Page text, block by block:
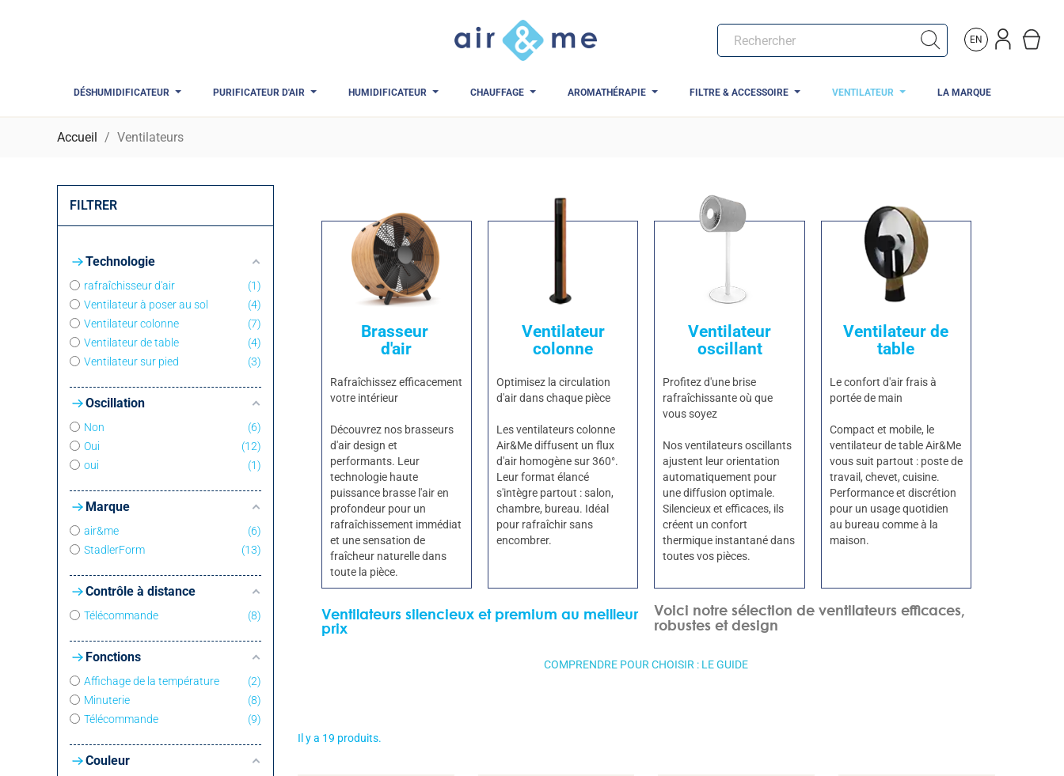
EN
DÉSHUMIDIFICATEUR PURIFICATEUR D'AIR HUMIDIFICATEUR CHAUFFAGE AROMATHÉRAPIE FILTRE & ACCESSOIRE VENTILATEUR LA MARQUE
Accueil Ventilateurs
FILTRER
Technologie
rafraîchisseur d'air
1
Ventilateur à poser au sol
4
Ventilateur colonne
7
Ventilateur de table
4
Ventilateur sur pied
3
Oscillation
Non
6
Oui
12
oui
1
Marque
air&me
6
StadlerForm
13
Contrôle à distance
Télécommande 8
Fonctions
Affichage de la température
2
Minuterie
8
Télécommande
9
Couleur
Brasseur
d'air
Rafraîchissez efficacement
votre intérieur
Découvrez nos brasseurs
d'air design et
performants. Leur
technologie haute
puissance brasse l'air en
profondeur pour un
rafraîchissement immédiat
et une sensation de
fraîcheur naturelle dans
toute la pièce.
Ventilateur
colonne
Optimisez la circulation
d'air dans chaque pièce
Les ventilateurs colonne
Air&Me diffusent un flux
d'air homogène sur 360°.
Leur format élancé
s'intègre partout : salon,
chambre, bureau. Idéal
pour rafraîchir sans
encombrer.
Ventilateur
oscillant
Profitez d'une brise
rafraîchissante où que
vous soyez
Nos ventilateurs oscillants
ajustent leur orientation
automatiquement pour
une diffusion optimale.
Silencieux et efficaces, ils
créent un confort
thermique instantané dans
toutes vos pièces.
Ventilateur de
table
Le confort d'air frais à
portée de main
Compact et mobile, le
ventilateur de table Air&Me
vous suit partout : poste de
travail, chevet, cuisine.
Performance et discrétion
pour un usage quotidien
au bureau comme à la
maison.
Ventilateurs silencieux et premium au meilleur
prix
Voici notre sélection de ventilateurs efficaces,
robustes et design
COMPRENDRE POUR CHOISIR : LE GUIDE
Il y a 19 produits.